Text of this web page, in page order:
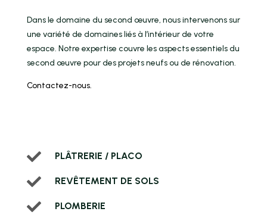
Dans le domaine du second œuvre, nous intervenons sur
une variété de domaines liés à l’intérieur de votre
espace. Notre expertise couvre les aspects essentiels du
second œuvre pour des projets neufs ou de rénovation.
Contactez-nous.
 PLÂTRERIE / PLACO
 REVÊTEMENT DE SOLS
 PLOMBERIE